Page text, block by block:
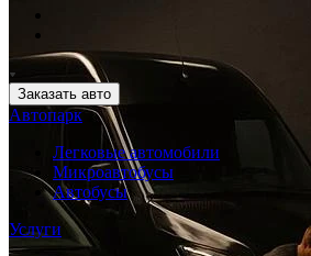
Заказать авто
Автопарк
Легковые автомобили
Микроавтобусы
Автобусы
Услуги